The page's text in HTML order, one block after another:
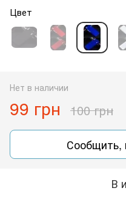
Цвет
Нет в наличии
99 грн 100 грн
Сообщить,
В